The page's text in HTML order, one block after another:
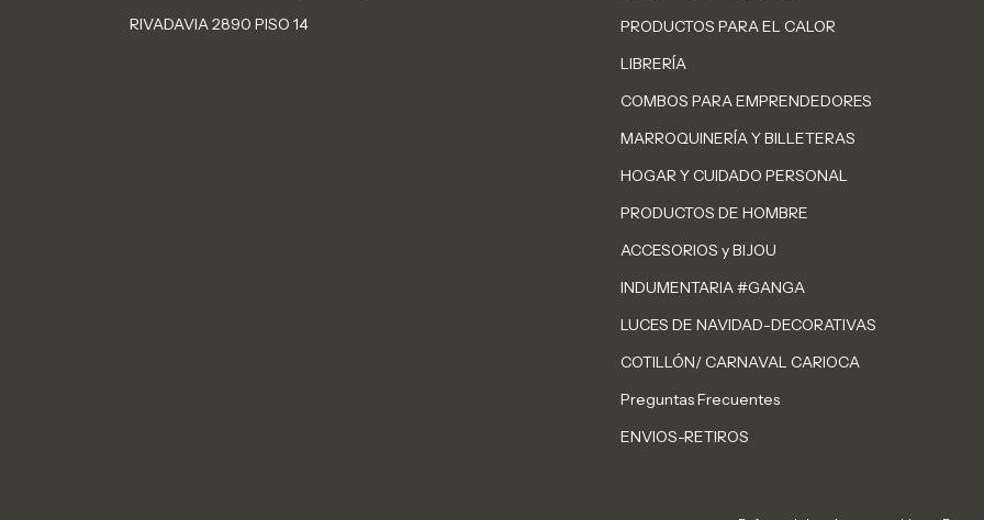
RIVADAVIA 2890 PISO 14
PRODUCTOS PARA EL CALOR
LIBRERÍA
COMBOS PARA EMPRENDEDORES
MARROQUINERÍA Y BILLETERAS
HOGAR Y CUIDADO PERSONAL
PRODUCTOS DE HOMBRE
ACCESORIOS y BIJOU
INDUMENTARIA #GANGA
LUCES DE NAVIDAD-DECORATIVAS
COTILLÓN/ CARNAVAL CARIOCA
Preguntas Frecuentes
ENVIOS-RETIROS